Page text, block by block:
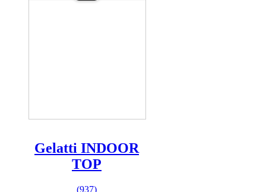
Gelatti INDOOR
TOP
(937)